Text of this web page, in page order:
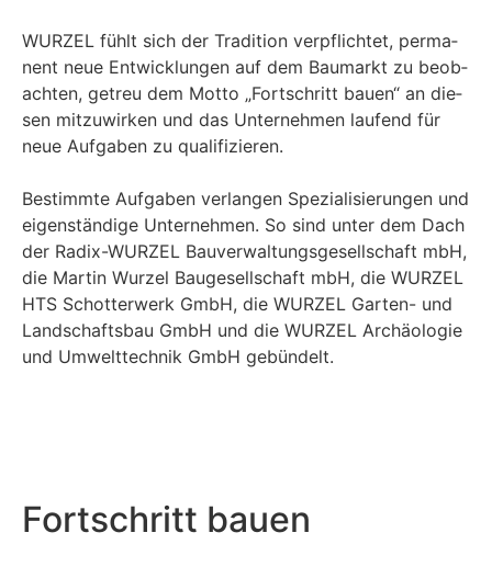
WUR­ZEL fühlt sich der Tra­di­ti­on ver­pflich­tet, per­ma­
nent neue Ent­wick­lun­gen auf dem Bau­markt zu beob­
ach­ten, getreu dem Mot­to „Fort­schritt bau­en“ an die­
sen mit­zu­wir­ken und das Unter­neh­men lau­fend für
neue Auf­ga­ben zu qualifizieren.
Bestimm­te Auf­ga­ben ver­lan­gen Spe­zia­li­sie­run­gen und
eigen­stän­di­ge Unter­neh­men. So sind unter dem Dach
der Radix-WUR­ZEL Bau­ver­wal­tungs­ge­sell­schaft mbH,
die Mar­tin Wur­zel Bau­ge­sell­schaft mbH, die WUR­ZEL
HTS Schot­ter­werk GmbH, die WUR­ZEL Gar­ten- und
Land­schafts­bau GmbH und die WUR­ZEL Archäo­lo­gie
und Umwelt­tech­nik GmbH gebündelt.
Fortschritt bauen